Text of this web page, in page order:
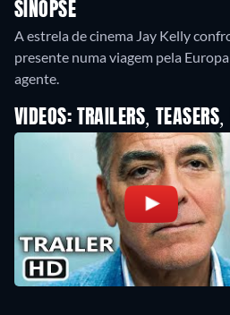
SINOPSE
A estrela de cinema Jay Kelly
presente numa viagem pela
agente.
VIDEOS: TRAILERS, TEASERS,